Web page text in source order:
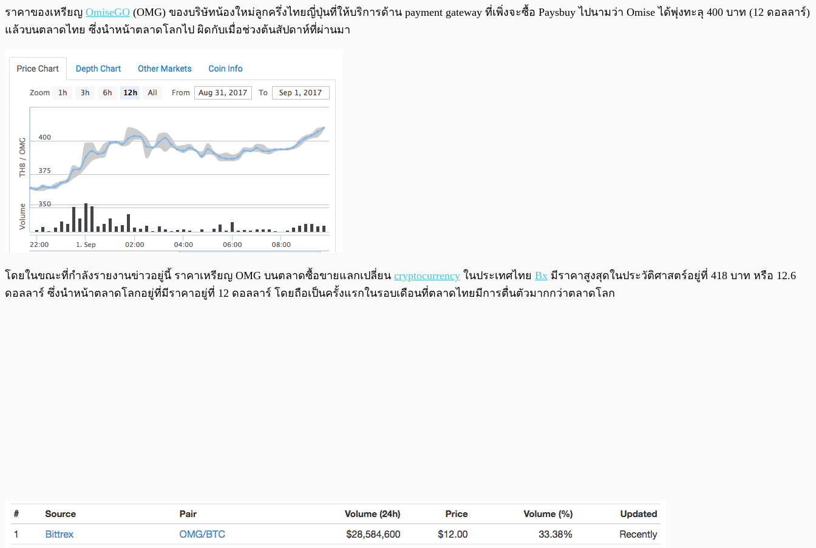
พร้อมเล่น / 0:00
ราคาของเหรียญ OmiseGO (OMG) ของบริษัทน้องใหม่ลูกครึ่งไทยญี่ปุ่นที่ให้บริการด้าน payment gateway ที่เพิ่งจะซื้อ Paysbuy ไปนามว่า Omise ได้พุ่งทะลุ 400 บาท (12 ดอลลาร์)
แล้วบนตลาดไทย ซึ่งนำหน้าตลาดโลกไป ผิดกับเมื่อช่วงต้นสัปดาห์ที่ผ่านมา
โดยในขณะที่กำลังรายงานข่าวอยู่นี้ ราคาเหรียญ OMG บนตลาดซื้อขายแลกเปลี่ยน cryptocurrency ในประเทศไทย Bx มีราคาสูงสุดในประวัติศาสตร์อยู่ที่ 418 บาท หรือ 12.6
ดอลลาร์ ซึ่งนำหน้าตลาดโลกอยู่ที่มีราคาอยู่ที่ 12 ดอลลาร์ โดยถือเป็นครั้งแรกในรอบเดือนที่ตลาดไทยมีการตื่นตัวมากกว่าตลาดโลก